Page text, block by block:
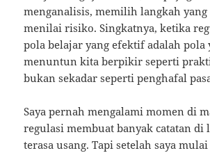
menganalisis, memilih langkah yang
menilai risiko. Singkatnya, ketika
pola belajar yang efektif adalah pola
menuntun kita berpikir seperti
bukan sekadar seperti penghafal
Saya pernah mengalami momen di
regulasi membuat banyak catatan di
terasa usang. Tapi setelah saya